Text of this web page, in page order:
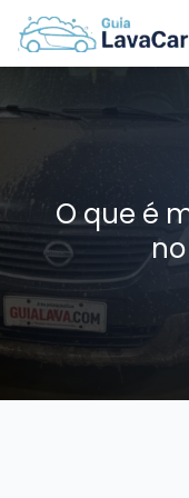
O que é